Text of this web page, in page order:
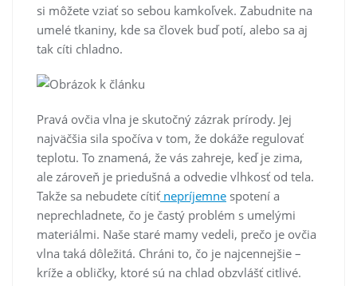
si môžete vziať so sebou kamkoľvek. Zabudnite na
umelé tkaniny, kde sa človek buď potí, alebo sa aj
tak cíti chladno.
Pravá ovčia vlna je skutočný zázrak prírody. Jej
najväčšia sila spočíva v tom, že dokáže regulovať
teplotu. To znamená, že vás zahreje, keď je zima,
ale zároveň je priedušná a odvedie vlhkosť od tela.
Takže sa nebudete cítiťnepríjemne spotení a
neprechladnete, čo je častý problém s umelými
materiálmi. Naše staré mamy vedeli, prečo je ovčia
vlna taká dôležitá. Chráni to, čo je najcennejšie –
kríže a obličky, ktoré sú na chlad obzvlášť citlivé.